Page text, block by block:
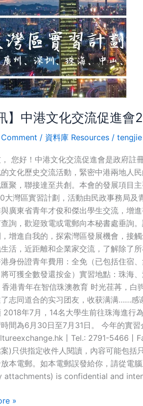
】中港文化交流促進
/ 資料庫 Resources / tengjie
您好！中港文化交流促進會是政府註
文化歷史交流活動，緊密中港兩地人
聚，聯接達至共創。本會的發展項目
大灣區實習計劃，活動由民政事務局及
廣東省青年才俊和傑出學生交流，增
詢，歡迎致電或電郵向本秘書處垂詢
增進自我的，探索灣區發展機會，接
活，近距離和企業家交流，了解除了
身份證青年費用：全免（已包括住宿
可獲全數發還按金）實習地點：珠海
港青年在智信珠澳教育 时光荏苒，
志同道合的实习团友，收获满满……感
2018年7月，14名大學生前往珠海進行
間為6月30日至7月31日。 今年的實
丨Tel.: 2791-5466丨
)只供指定收件人閱讀，內容可能包括
本電郵。如本電郵誤發給你，請從電
attachments) is confidential and
»